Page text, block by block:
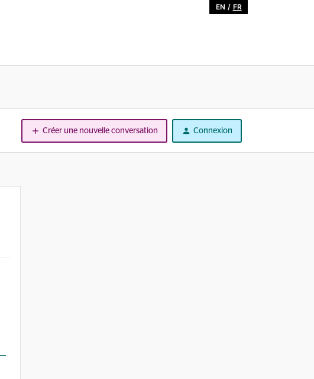
EN / FR
Créer une nouvelle conversation Connexion